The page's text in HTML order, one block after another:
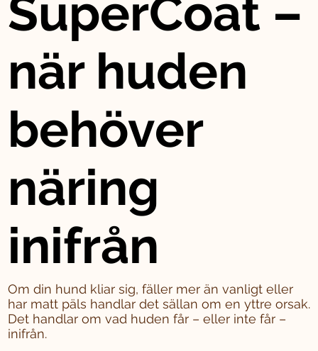
SuperCoat –
när huden
behöver
näring
inifrån
Om din hund kliar sig, fäller mer än vanligt eller
har matt päls handlar det sällan om en yttre orsak.
Det handlar om vad huden får – eller inte får –
inifrån.